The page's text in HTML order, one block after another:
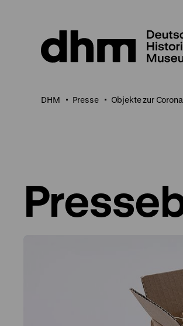
Seiteninhalt
springen
DHM Presse Objekte zur